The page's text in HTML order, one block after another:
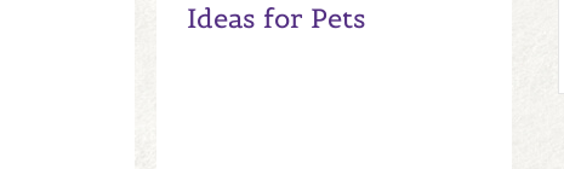
Ideas for Pets